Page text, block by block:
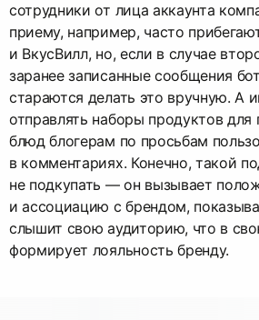
сотрудники от лица аккаунта
приему, например, часто
и ВкусВилл, но, если в случае
заранее записанные сообщения
стараются делать это вручную. А
отправлять наборы продуктов для
блюд блогерам по просьбам
в комментариях. Конечно, такой
не подкупать — он вызывает
и ассоциацию с брендом,
слышит свою аудиторию, что в
формирует лояльность бренду.